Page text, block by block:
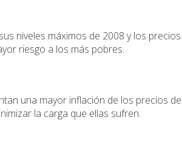
niveles máximos de 2008 y los precios
riesgo a los más pobres.
una mayor inflación de los precios de
la carga que ellas sufren.